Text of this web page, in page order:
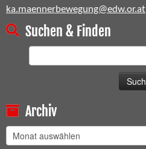
ka.maennerbewegung@edw.or.at
Suchen & Finden
Archiv
Archiv